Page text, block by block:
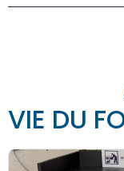
VIE DU